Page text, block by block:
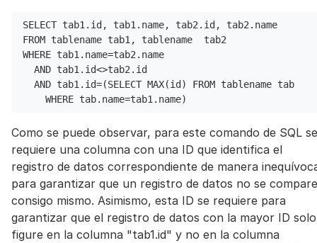
SELECT tab1.id, tab1.name, tab2.id, tab2.name
FROM tablename tab1, tablename  tab2
WHERE tab1.name=tab2.name
  AND tab1.id<>tab2.id
  AND tab1.id=(SELECT MAX(id) FROM tablename tab
    WHERE tab.name=tab1.name)
Como se puede observar, para este comando de SQL se
requiere una columna con una ID que identifica el
registro de datos correspondiente de manera
para garantizar que un registro de datos no se compare
consigo mismo. Asimismo, esta ID se requiere para
garantizar que el registro de datos con la mayor ID solo
figure en la columna "tab1.id" y no en la columna